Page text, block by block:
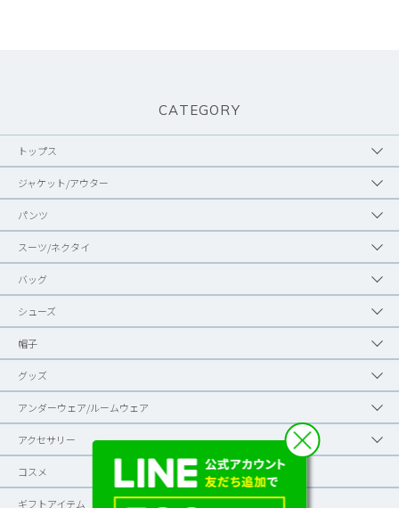
CATEGORY
トップス
ジャケット/アウター
パンツ
スーツ/ネクタイ
バッグ
シューズ
帽子
グッズ
アンダーウェア/ルームウェア
アクセサリー
コスメ
ギフトアイテム